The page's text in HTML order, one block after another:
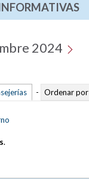
2024
- Ordenar por
.